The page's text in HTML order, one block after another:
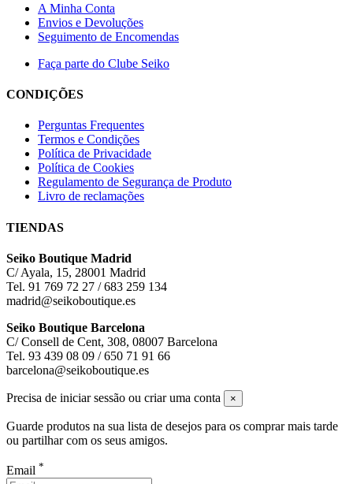
A Minha Conta
Envios e Devoluções
Seguimento de Encomendas
Faça parte do Clube Seiko
CONDIÇÕES
Perguntas Frequentes
Termos e Condições
Política de Privacidade
Política de Cookies
Regulamento de Segurança de Produto
Livro de reclamações
TIENDAS
Seiko Boutique Madrid
C/ Ayala, 15, 28001 Madrid
Tel. 91 769 72 27 / 683 259 134
madrid@seikoboutique.es
Seiko Boutique Barcelona
C/ Consell de Cent, 308, 08007 Barcelona
Tel. 93 439 08 09 / 650 71 91 66
barcelona@seikoboutique.es
Precisa de iniciar sessão ou criar uma conta ×
Guarde produtos na sua lista de desejos para os comprar mais tarde
ou partilhar com os seus amigos.
Email *